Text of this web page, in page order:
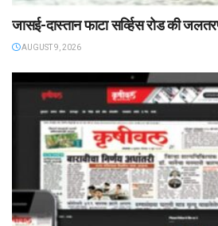
जासई-दास्तान फाटा सर्व्हिस रोड की
AUGUST 9, 2026